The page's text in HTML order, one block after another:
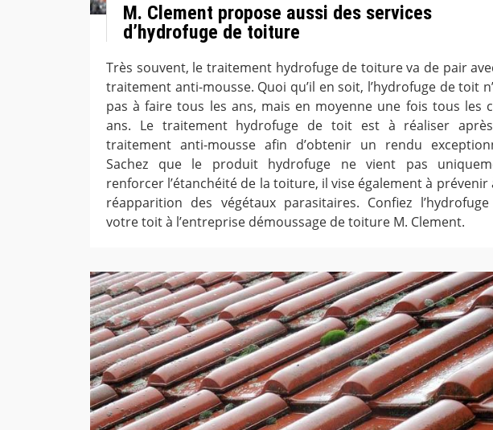
M. Clement propose aussi des services
d’hydrofuge de toiture
Très souvent, le traitement hydrofuge de toiture va de pair
traitement anti-mousse. Quoi qu’il en soit, l’hydrofuge de toit
pas à faire tous les ans, mais en moyenne une fois tous les
ans. Le traitement hydrofuge de toit est à réaliser
traitement anti-mousse afin d’obtenir un rendu
Sachez que le produit hydrofuge ne vient pas
renforcer l’étanchéité de la toiture, il vise également à prévenir
réapparition des végétaux parasitaires. Confiez
votre toit à l’entreprise démoussage de toiture M. Clement.